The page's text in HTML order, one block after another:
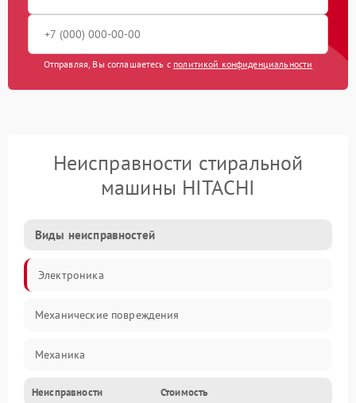
Отправляя, Вы соглашаетесь с политикой конфиденциальности
Неисправности стиральной
машины HITACHI
Виды неисправностей
Электроника
Механические повреждения
Механика
Электропитание
Неисправности Стоимость